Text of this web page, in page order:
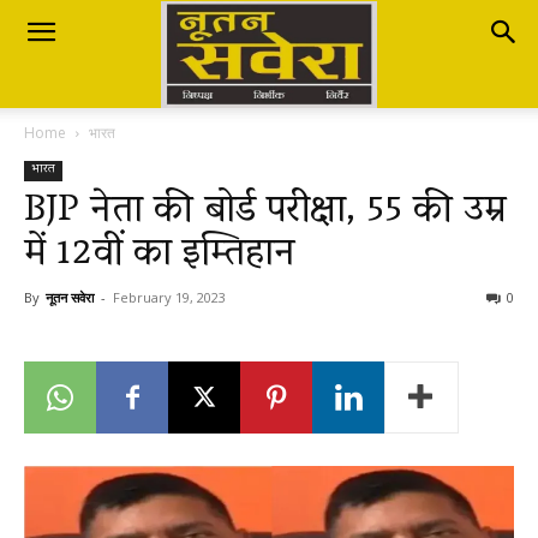
Nutan
Savera
नूतन
Breaking
Home भारत
भारत
BJP नेता की बोर्ड परीक्षा, 55 की उम्र
में 12वीं का इम्तिहान
By नूतन सवेरा - February 19, 2023 0